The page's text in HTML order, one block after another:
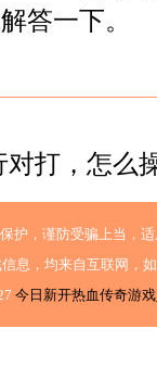
答一下。
打，怎么
护，谨防受骗上当，
息，均来自互联网，
今日新开热血传奇游